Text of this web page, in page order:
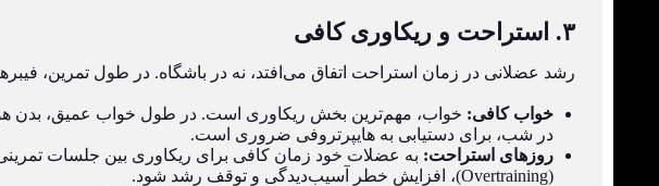
۳. استراحت و ریکاوری کافی
رشد عضلانی در زمان استراحت اتفاق می‌افتد، نه در باشگاه. در طول تمرین،
خواب کافی:
در شب، برای دستیابی به هایپرتروفی ضروری است.
روزهای استراحت: به عضلات خود زمان کافی برای ریکاوری بین جلسات
(Overtraining)، افزایش خطر آسیب‌دیدگی و توقف رشد شود.